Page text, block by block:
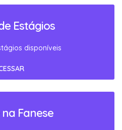
Estágios
disponíveis
Fanese